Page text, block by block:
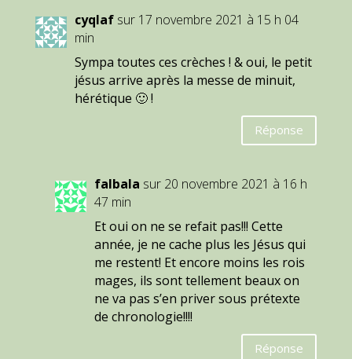
cyqlaf sur 17 novembre 2021 à 15 h 04
min
Sympa toutes ces crèches ! & oui, le petit
jésus arrive après la messe de minuit,
hérétique 🙂 !
Réponse
falbala sur 20 novembre 2021 à 16 h
47 min
Et oui on ne se refait pas!!! Cette
année, je ne cache plus les Jésus qui
me restent! Et encore moins les rois
mages, ils sont tellement beaux on
ne va pas s’en priver sous prétexte
de chronologie!!!!
Réponse